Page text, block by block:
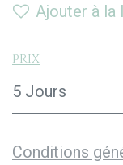
Ajouter à la
Prix
5 Jours
Conditions